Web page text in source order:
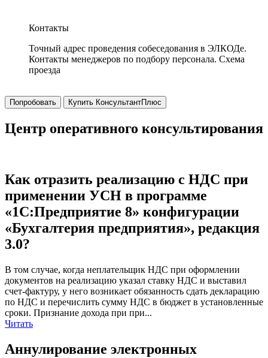
Контакты
Точный адрес проведения собеседования в ЭЛКОДе.
Контакты менеджеров по подбору персонала. Схема
проезда
Попробовать Купить КонсультантПлюс
Центр оперативного консультирования
Как отразить реализацию с НДС при
применении УСН в программе
«1С:Предприятие 8» конфигурации
«Бухгалтерия предприятия», редакция
3.0?
В том случае, когда неплательщик НДС при оформлении
документов на реализацию указал ставку НДС и выставил
счет-фактуру, у него возникает обязанность сдать декларацию
по НДС и перечислить сумму НДС в бюджет в установленные
сроки. Признание дохода при при...
Читать
Аннулирование электронных